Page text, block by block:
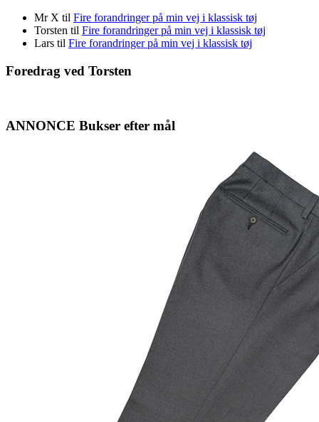
Mr X til Fire forandringer på min vej i klassisk tøj
Torsten til Fire forandringer på min vej i klassisk tøj
Lars til Fire forandringer på min vej i klassisk tøj
Foredrag ved Torsten
ANNONCE Bukser efter mål